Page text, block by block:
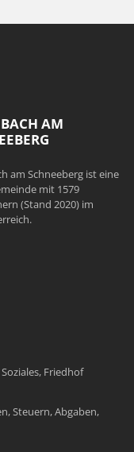
AM
am Schneeberg ist eine
mit 1579
(Stand 2020) im
Friedhof
Steuern, Abgaben,